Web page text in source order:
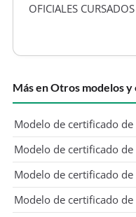
OFICIALES
Denominación de
estudios (cursos
Más en Otros modelos
Modelo de certificado
Modelo de certificado
Modelo de certificado
Modelo de certificado